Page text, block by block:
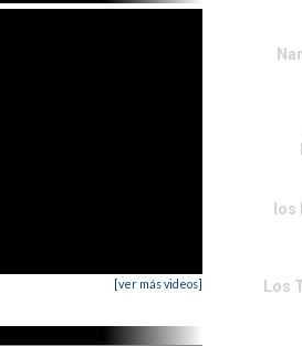
[ver más videos]
los
Los